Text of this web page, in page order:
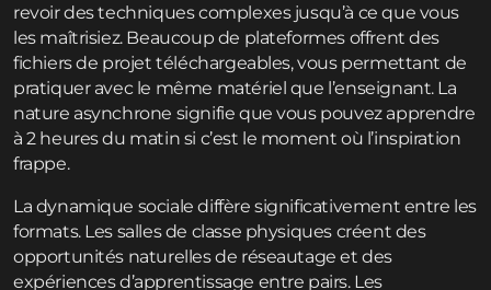
revoir des techniques complexes jusqu’à ce que vous
les maîtrisiez. Beaucoup de plateformes offrent des
fichiers de projet téléchargeables, vous permettant de
pratiquer avec le même matériel que l’enseignant. La
nature asynchrone signifie que vous pouvez apprendre
à 2 heures du matin si c’est le moment où l’inspiration
frappe.
La dynamique sociale diffère significativement entre les
formats. Les salles de classe physiques créent des
opportunités naturelles de réseautage et des
expériences d’apprentissage entre pairs. Les